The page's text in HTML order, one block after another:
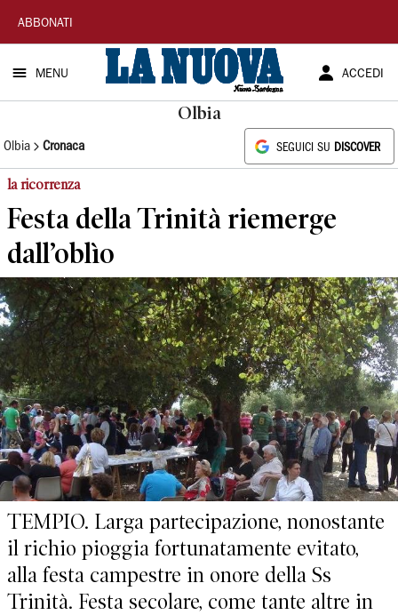
La
Nuova
Sardegna
ABBONATI
MENU ACCEDI
Olbia
Olbia Cronaca SEGUICI SU DISCOVER
la ricorrenza
Festa della Trinità riemerge
dall’oblìo
TEMPIO. Larga partecipazione, nonostante
il richio pioggia fortunatamente evitato,
alla festa campestre in onore della Ss
Trinità. Festa secolare, come tante altre in